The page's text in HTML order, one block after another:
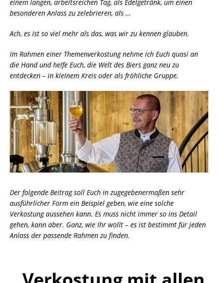
einem langen, arbeitsreichen Tag, als Edelgetränk, um einen
besonderen Anlass zu zelebrieren, als …
Ach, es ist so viel mehr als das, was wir zu kennen glauben.
Im Rahmen einer Themenverkostung nehme ich Euch quasi an
die Hand und helfe Euch, die Welt des Biers ganz neu zu
entdecken – in kleinem Kreis oder als fröhliche Gruppe.
Der folgende Beitrag soll Euch in zugegebenermaßen sehr
ausführlicher Form ein Beispiel geben, wie eine solche
Verkostung aussehen kann. Es muss nicht immer so ins Detail
gehen, kann aber. Ganz, wie Ihr wollt – es ist bestimmt für jeden
Anlass der passende Rahmen zu finden.